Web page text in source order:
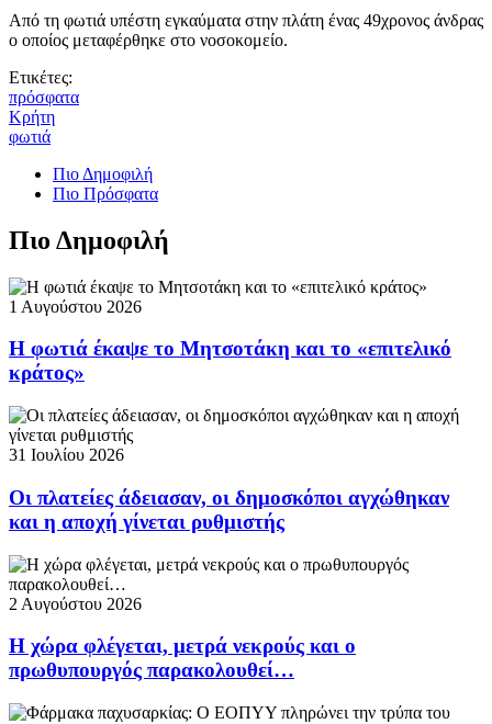
Από τη φωτιά υπέστη εγκαύματα στην πλάτη ένας 49χρονος άνδρας
ο οποίος μεταφέρθηκε στο νοσοκομείο.
Ετικέτες:
πρόσφατα
Κρήτη
φωτιά
Πιο Δημοφιλή
Πιο Πρόσφατα
Πιο Δημοφιλή
1 Αυγούστου 2026
Η φωτιά έκαψε το Μητσοτάκη και το «επιτελικό
κράτος»
31 Ιουλίου 2026
Οι πλατείες άδειασαν, οι δημοσκόποι αγχώθηκαν
και η αποχή γίνεται ρυθμιστής
2 Αυγούστου 2026
Η χώρα φλέγεται, μετρά νεκρούς και ο
πρωθυπουργός παρακολουθεί…